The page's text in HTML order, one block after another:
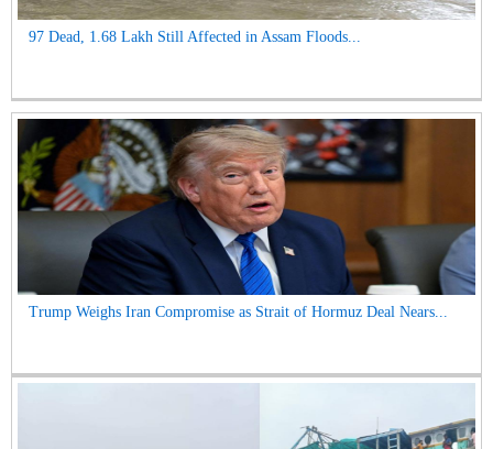
97 Dead, 1.68 Lakh Still Affected in Assam Floods...
Trump Weighs Iran Compromise as Strait of Hormuz Deal Nears...